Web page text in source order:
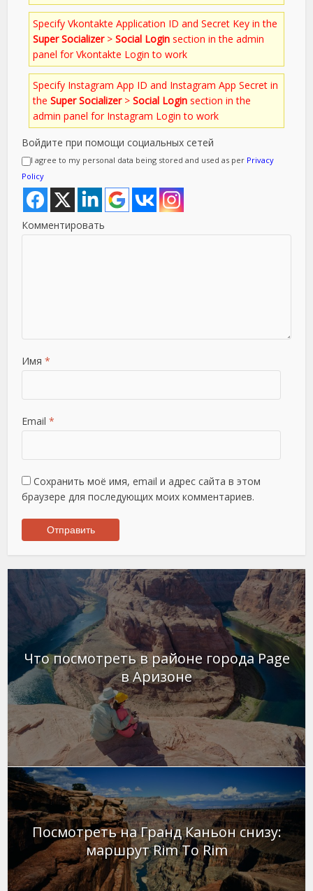
Specify Vkontakte Application ID and Secret Key in the
Super Socializer>Social Login section in the admin
panel for Vkontakte Login to work
Specify Instagram App ID and Instagram App Secret in
theSuper Socializer>Social Login section in the
admin panel for Instagram Login to work
Войдите при помощи социальных сетей
I agree to my personal data being stored and used as per Privacy
Policy
Комментировать
Имя *
Email *
Сохранить моё имя, email и адрес сайта в этом
браузере для последующих моих комментариев.
Что посмотреть в районе города Page
в Аризоне
Посмотреть на Гранд Каньон снизу:
маршрут Rim To Rim